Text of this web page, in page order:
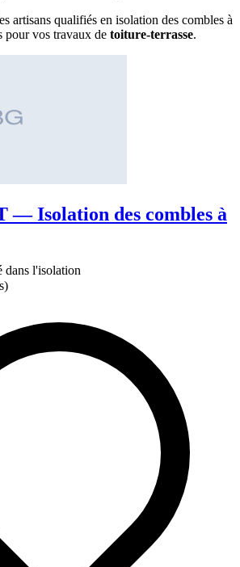
artisans qualifiés en isolation des combles à
pour vos travaux de toiture-terrasse.
— Isolation des combles à
dans l'isolation